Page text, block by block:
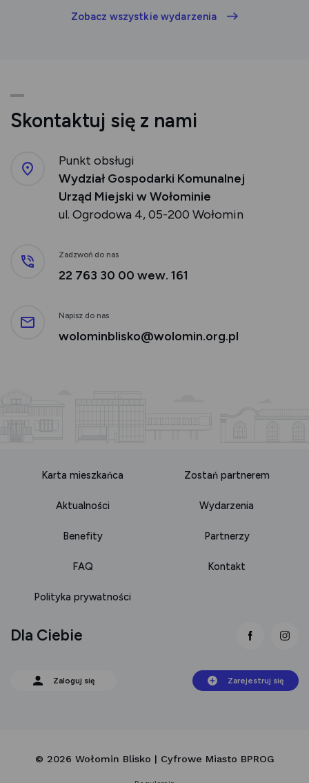
Zobacz wszystkie wydarzenia
Skontaktuj się z nami
Punkt obsługi
Wydział Gospodarki Komunalnej
Urząd Miejski w Wołominie
ul. Ogrodowa 4, 05-200 Wołomin
Zadzwoń do nas
22 763 30 00 wew. 161
Napisz do nas
wolominblisko@wolomin.org.pl
Karta mieszkańca Zostań partnerem
Aktualności Wydarzenia
Benefity Partnerzy
FAQ Kontakt
Polityka prywatności
link
Dla Ciebie
Zaloguj się Zarejestruj się
© 2026 Wołomin Blisko | Cyfrowe Miasto BPROG